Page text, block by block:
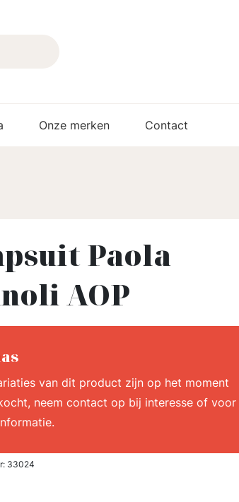
Onze merken Contact
Paola
AOP
van dit product zijn op het moment
neem contact op bij interesse of voor
33024